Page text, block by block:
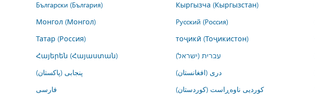
Български (България)
Кыргызча (Кыргызстан)
Монгол (Монгол)
Русский (Россия)
Татар (Россия)
тоҷикӣ (Тоҷикистон)
Հայերեն (Հայաստան)
עברית (ישראל)
پنجابی (پاکستان)
درى (افغانستان)
فارسى
کوردیی ناوەڕاست (کوردستان)